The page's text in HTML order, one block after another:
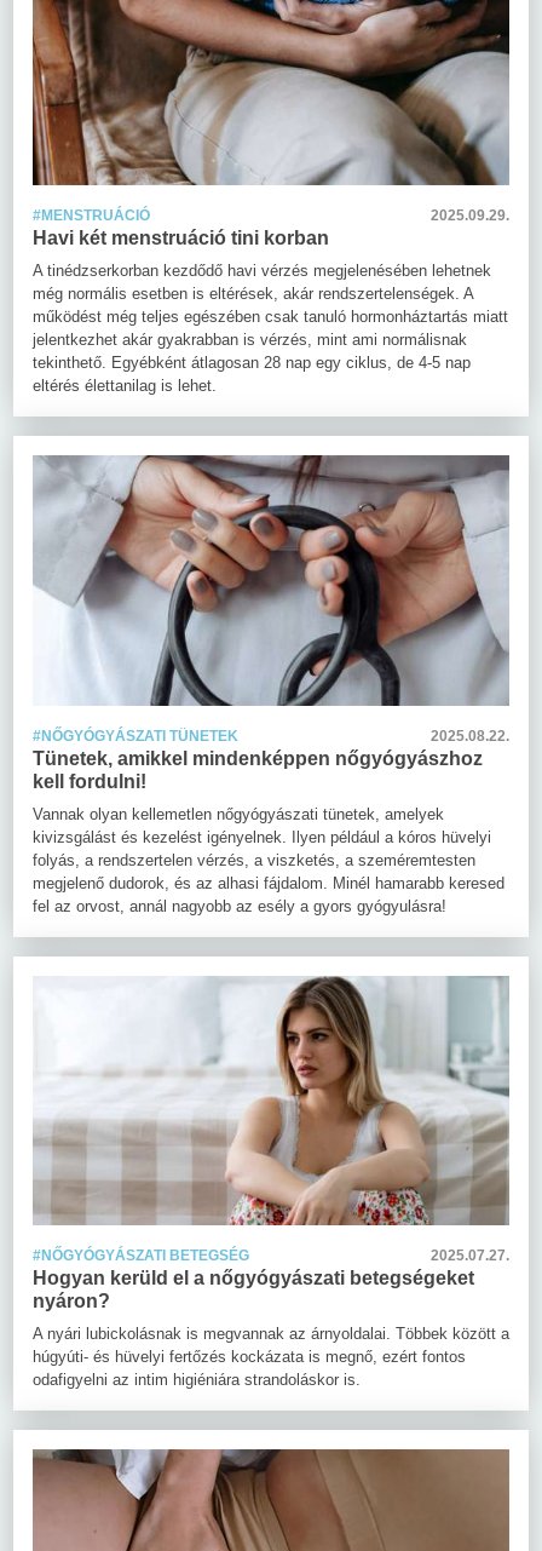
#MENSTRUÁCIÓ 2025.09.29.
Havi két menstruáció tini korban
A tinédzserkorban kezdődő havi vérzés megjelenésében lehetnek
még normális esetben is eltérések, akár rendszertelenségek. A
működést még teljes egészében csak tanuló hormonháztartás miatt
jelentkezhet akár gyakrabban is vérzés, mint ami normálisnak
tekinthető. Egyébként átlagosan 28 nap egy ciklus, de 4-5 nap
eltérés élettanilag is lehet.
#NŐGYÓGYÁSZATI TÜNETEK 2025.08.22.
Tünetek, amikkel mindenképpen nőgyógyászhoz
kell fordulni!
Vannak olyan kellemetlen nőgyógyászati tünetek, amelyek
kivizsgálást és kezelést igényelnek. Ilyen például a kóros hüvelyi
folyás, a rendszertelen vérzés, a viszketés, a szeméremtesten
megjelenő dudorok, és az alhasi fájdalom. Minél hamarabb keresed
fel az orvost, annál nagyobb az esély a gyors gyógyulásra!
#NŐGYÓGYÁSZATI BETEGSÉG 2025.07.27.
Hogyan kerüld el a nőgyógyászati betegségeket
nyáron?
A nyári lubickolásnak is megvannak az árnyoldalai. Többek között a
húgyúti- és hüvelyi fertőzés kockázata is megnő, ezért fontos
odafigyelni az intim higiéniára strandoláskor is.